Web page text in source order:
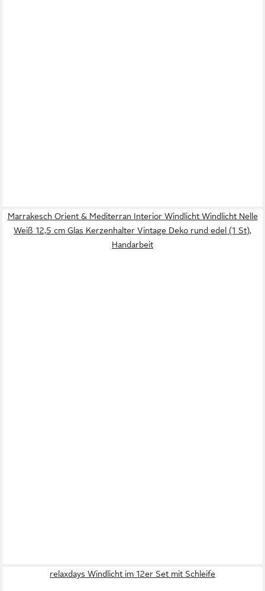
Marrakesch Orient & Mediterran Interior Windlicht Windlicht Nelle
Weiß 12,5 cm Glas Kerzenhalter Vintage Deko rund edel (1 St),
Handarbeit
relaxdays Windlicht im 12er Set mit Schleife